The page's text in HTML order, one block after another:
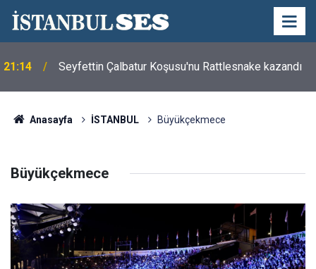
21:14 Seyfettin Çalbatur Koşusu'nu Rattlesnake kazandı
Anasayfa İSTANBUL Büyükçekmece
Büyükçekmece